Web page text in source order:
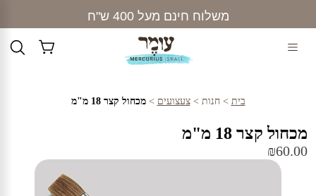
content
משלוח חינם מעל 400 ש"ח
בית >חנות >צעצועים >מכחול קצר 18 מ"מ
מכחול קצר 18 מ"מ
₪60.00